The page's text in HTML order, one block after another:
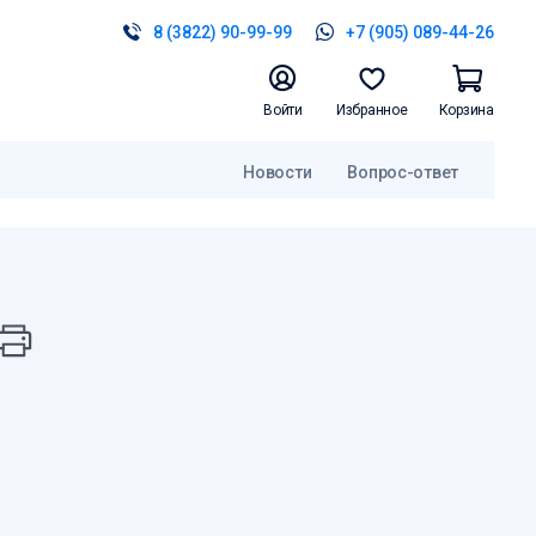
8 (3822) 90-99-99 +7 (905) 089-44-26
Войти Избранное Корзина
Новости Вопрос-ответ